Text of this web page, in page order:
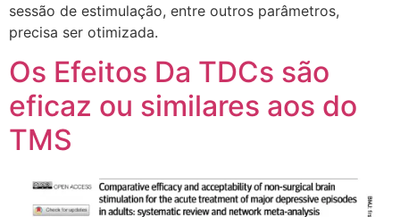
sessão de estimulação, entre outros parâmetros,
precisa ser otimizada.
Os Efeitos Da TDCs são
eficaz ou similares aos do
TMS